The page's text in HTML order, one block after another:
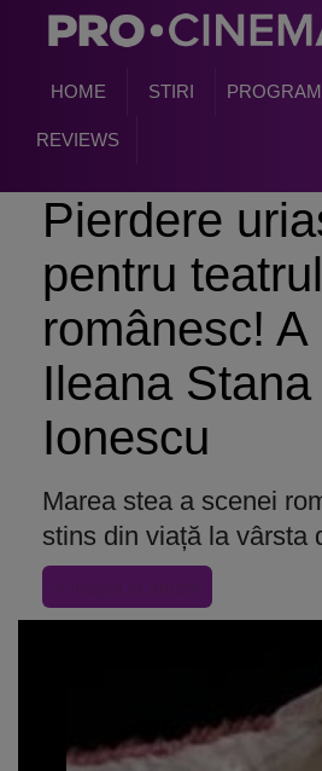
HOME STIRI
REVIEWS
Pierdere
pentru teatrul
românesc! A
Ileana Stana
Ionescu
Marea stea a scenei
stins din viață la vârsta